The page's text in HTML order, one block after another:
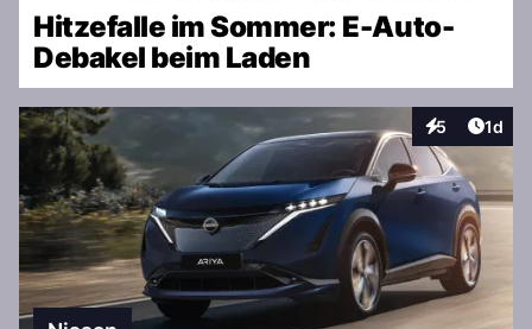
Hitzefalle im Sommer: E-Auto-
Debakel beim Laden
5
Interaktionen
1d